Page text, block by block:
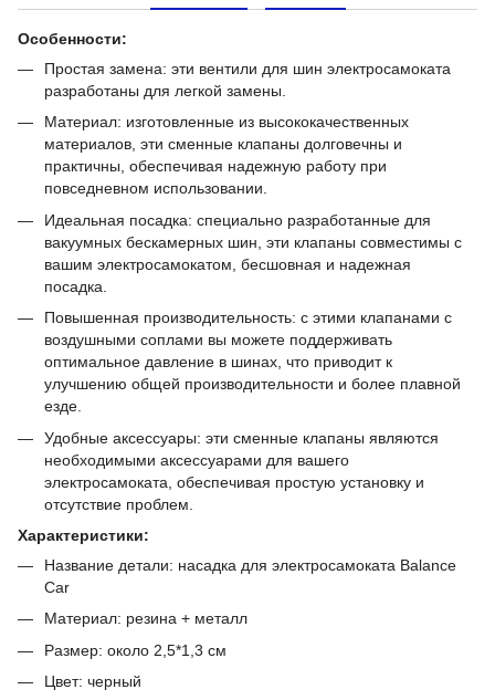
Особенности:
Простая замена: эти вентили для шин электросамоката
разработаны для легкой замены.
Материал: изготовленные из высококачественных
материалов, эти сменные клапаны долговечны и
практичны, обеспечивая надежную работу при
повседневном использовании.
Идеальная посадка: специально разработанные для
вакуумных бескамерных шин, эти клапаны совместимы с
вашим электросамокатом, бесшовная и надежная
посадка.
Повышенная производительность: с этими клапанами с
воздушными соплами вы можете поддерживать
оптимальное давление в шинах, что приводит к
улучшению общей производительности и более плавной
езде.
Удобные аксессуары: эти сменные клапаны являются
необходимыми аксессуарами для вашего
электросамоката, обеспечивая простую установку и
отсутствие проблем.
Характеристики:
Название детали: насадка для электросамоката Balance
Car
Материал: резина + металл
Размер: около 2,5*1,3 см
Цвет: черный